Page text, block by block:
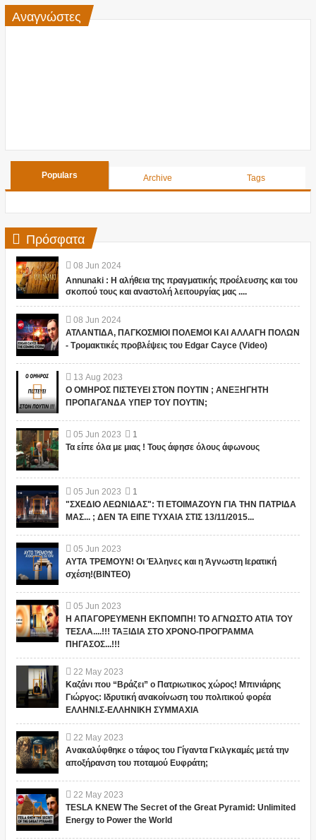
Αναγνώστες
Populars Archive Tags
Πρόσφατα
08 Jun 2024
Annunaki : Η αλήθεια της πραγματικής προέλευσης και του
σκοπού τους και αναστολή λειτουργίας μας ....
08 Jun 2024
ΑΤΛΑΝΤΙΔΑ, ΠΑΓΚΟΣΜΙΟΙ ΠΟΛΕΜΟΙ ΚΑΙ ΑΛΛΑΓΗ ΠΟΛΩΝ
- Τρομακτικές προβλέψεις του Edgar Cayce (Video)
13 Aug 2023
Ο ΟΜΗΡΟΣ ΠΙΣΤΕΥΕΙ ΣΤΟΝ ΠΟΥΤΙΝ ; ΑΝΕΞΗΓΗΤΗ
ΠΡΟΠΑΓΑΝΔΑ ΥΠΕΡ ΤΟΥ ΠΟΥΤΙΝ;
05 Jun 2023
1
Τα είπε όλα με μιας ! Τους άφησε όλους άφωνους
05 Jun 2023
1
"ΣΧΕΔΙΟ ΛΕΩΝΙΔΑΣ": ΤΙ ΕΤΟΙΜΑΖΟΥΝ ΓΙΑ ΤΗΝ ΠΑΤΡΙΔΑ
ΜΑΣ... ; ΔΕΝ ΤΑ ΕΙΠΕ ΤΥΧΑΙΑ ΣΤΙΣ 13/11/2015...
05 Jun 2023
ΑΥΤΑ ΤΡΕΜΟΥΝ! Οι Έλληνες και η Άγνωστη Ιερατική
σχέση!(ΒΙΝΤΕΟ)
05 Jun 2023
Η ΑΠΑΓΟΡΕΥΜΕΝΗ ΕΚΠΟΜΠΗ! ΤΟ ΑΓΝΩΣΤΟ ΑΤΙΑ ΤΟΥ
ΤΕΣΛΑ....!!! ΤΑΞΙΔΙΑ ΣΤΟ ΧΡΟΝΟ-ΠΡΟΓΡΑΜΜΑ
ΠΗΓΑΣΟΣ...!!!
22 May 2023
Καζάνι που “Βράζει” ο Πατριωτικος χώρος! Μπινιάρης
Γιώργος: Ιδρυτική ανακοίνωση του πολιτικού φορέα
ΕΛΛΗΝΙ.Σ-ΕΛΛΗΝΙΚΗ ΣΥΜΜΑΧΙΑ
22 May 2023
Ανακαλύφθηκε ο τάφος του Γίγαντα Γκιλγκαμές μετά την
αποξήρανση του ποταμού Ευφράτη;
22 May 2023
TESLA KNEW The Secret of the Great Pyramid: Unlimited
Energy to Power the World